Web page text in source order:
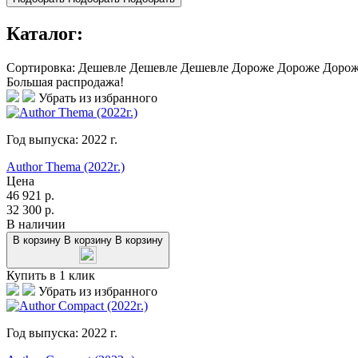
Каталог:
Сортировка: Дешевле Дешевле Дешевле Дороже Дороже
Большая распродажа!
Убрать из избранного
Год выпуска: 2022 г.
Author Thema (2022г.)
Цена
46 921 р.
32 300 р.
В наличии
В корзину В корзину В корзину
Купить в 1 клик
Убрать из избранного
Год выпуска: 2022 г.